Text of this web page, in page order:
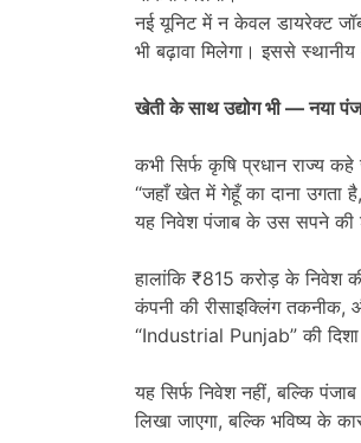
नई यूनिट में न केवल डायरेक्ट
भी बढ़ावा मिलेगा। इससे
खेती के साथ उद्योग भी—नया
कभी सिर्फ कृषि प्रधान राज्य कहे
“जहाँ खेत में गेहूँ का दाना उगता
यह निवेश पंजाब के उस सपने की
हालांकि ₹815 करोड़ के निवेश
कंपनी की रीसाइक्लिंग तकनीक,
“Industrial Punjab” की दिशा
यह सिर्फ निवेश नहीं, बल्कि
लिखा जाएगा, बल्कि भविष्य के